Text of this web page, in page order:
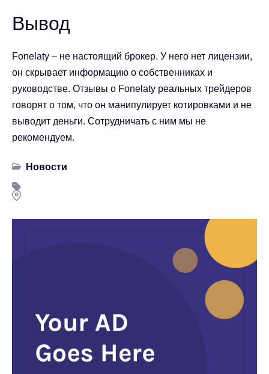
Вывод
Fonelaty – не настоящий брокер. У него нет лицензии,
он скрывает информацию о собственниках и
руководстве. Отзывы о Fonelaty реальных трейдеров
говорят о том, что он манипулирует котировками и не
выводит деньги. Сотрудничать с ним мы не
рекомендуем.
Новости